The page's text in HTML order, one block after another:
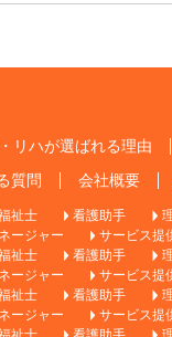
リハが選ばれる理由
質問
会社概要
祉士 看護助手
ージャー サービス提
祉士 看護助手
ージャー サービス提
祉士 看護助手
ージャー
サービス提